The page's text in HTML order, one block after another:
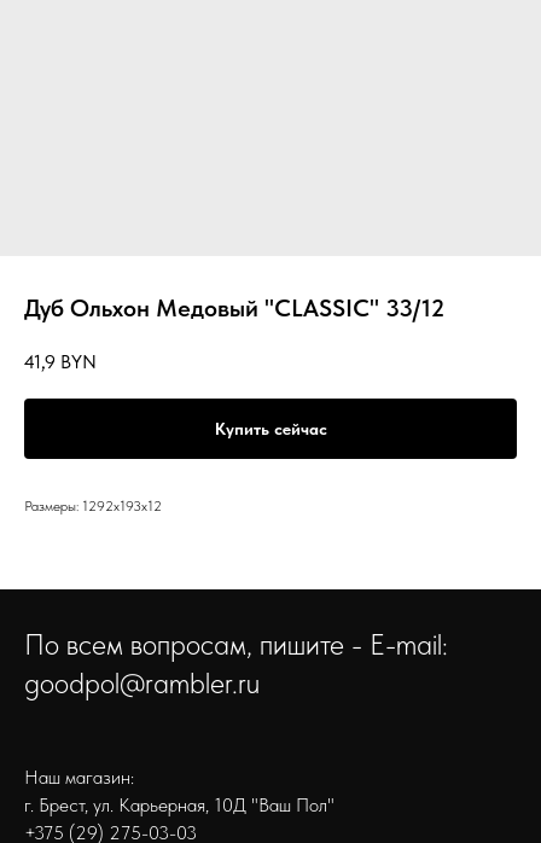
Дуб Ольхон Медовый "CLASSIС" 33/12
41,9 BYN
Купить сейчас
Размеры: 1292x193x12
По всем вопросам, пишите - E-mail:
goodpol@rambler.ru
Наш магазин:
г. Брест, ул. Карьерная, 10Д "Ваш Пол"
+375 (29) 275-03-03